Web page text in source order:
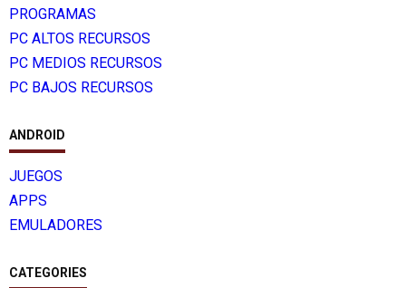
PROGRAMAS
PC ALTOS RECURSOS
PC MEDIOS RECURSOS
PC BAJOS RECURSOS
ANDROID
JUEGOS
APPS
EMULADORES
CATEGORIES